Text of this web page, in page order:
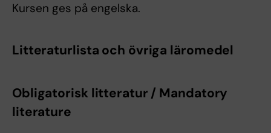
Kursen ges på engelska.
Litteraturlista och övriga läromedel
Obligatorisk litteratur / Mandatory
literature